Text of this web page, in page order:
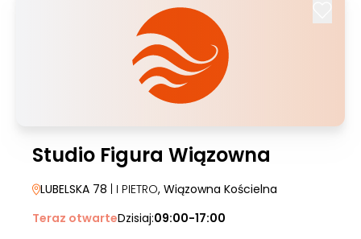
Studio Figura Wiązowna
LUBELSKA 78 | I PIETRO, Wiązowna Kościelna
Teraz otwarteDzisiaj:09:00-17:00